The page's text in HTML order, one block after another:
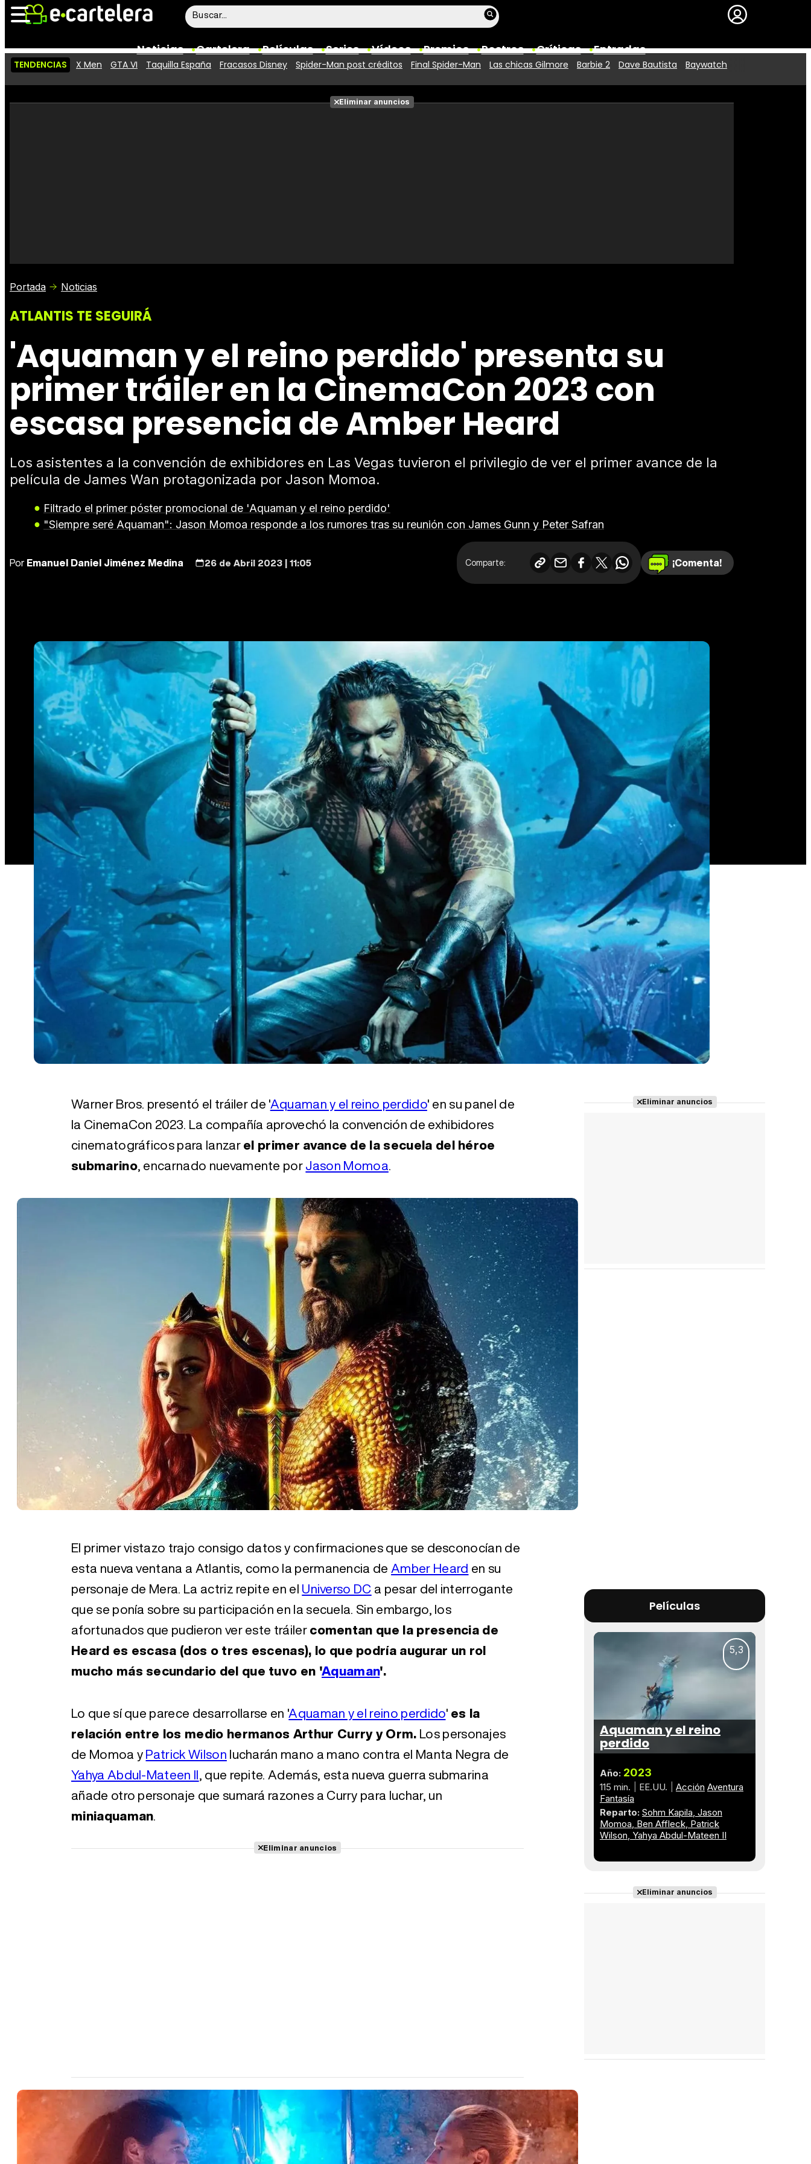
Noticias Cartelera Películas Series Vídeos Premios Rostros Críticas Entradas
Vídeos
Taquilla Fotos
Premios
TENDENCIAS X Men GTA VI Taquilla España Fracasos Disney Spider-Man post créditos Final Spider-Man Las chicas Gilmore Barbie 2 Dave Bautista Baywatch
Eliminar anuncios
Portada Noticias
ATLANTIS TE SEGUIRÁ
'Aquaman y el reino perdido' presenta su
primer tráiler en la CinemaCon 2023 con
escasa presencia de Amber Heard
Los asistentes a la convención de exhibidores en Las Vegas tuvieron el privilegio de ver el primer avance de la
película de James Wan protagonizada por Jason Momoa.
Filtrado el primer póster promocional de 'Aquaman y el reino perdido'
"Siempre seré Aquaman": Jason Momoa responde a los rumores tras su reunión con James Gunn y Peter Safran
PorEmanuel Daniel Jiménez Medina 26 de Abril 2023 | 11:05 Comparte: ¡Comenta!
Warner Bros. presentó el tráiler de 'Aquaman y el reino perdido' en su panel de
la CinemaCon 2023. La compañía aprovechó la convención de exhibidores
cinematográficos para lanzarel primer avance de la secuela del héroe
submarino, encarnado nuevamente porJason Momoa.
El primer vistazo trajo consigo datos y confirmaciones que se desconocían de
esta nueva ventana a Atlantis, como la permanencia deAmber Heard en su
personaje de Mera. La actriz repite en elUniverso DCa pesar del interrogante
que se ponía sobre su participación en la secuela. Sin embargo, los
afortunados que pudieron ver este tráilercomentan que la presencia de
Heard es escasa (dos o tres escenas), lo que podría augurar un rol
mucho más secundario del que tuvo en 'Aquaman'.
Lo que sí que parece desarrollarse en 'Aquaman y el reino perdido'es la
relación entre los medio hermanos Arthur Curry y Orm.Los personajes
de Momoa yPatrick Wilsonlucharán mano a mano contra el Manta Negra de
Yahya Abdul-Mateen II, que repite. Además, esta nueva guerra submarina
añade otro personaje que sumará razones a Curry para luchar, un
miniaquaman.
Eliminar anuncios
Eliminar anuncios
Películas
5,3
Aquaman y el reino
perdido
Año: 2023
115 min. EE.UU. Acción Aventura
Fantasía
Reparto: Sohm Kapila Jason
Momoa Ben Affleck Patrick
Wilson Yahya Abdul-Mateen II
Eliminar anuncios